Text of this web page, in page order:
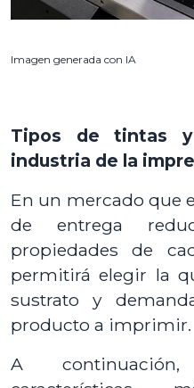
Imagen generada con IA
Tipos de tintas
industria de la
En un mercado que
de entrega
propiedades de
permitirá elegir la
sustrato y
producto a imprimir.
A